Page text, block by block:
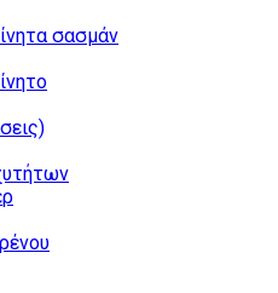
σασμάν